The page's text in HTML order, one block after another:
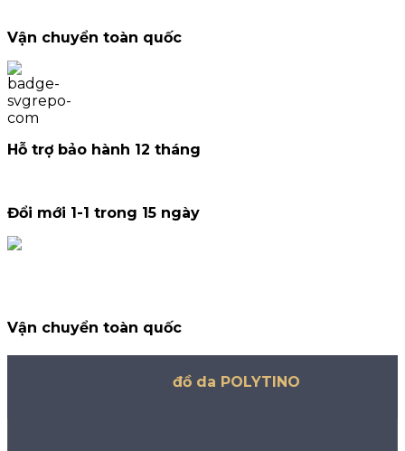
Vận chuyển toàn quốc
Hỗ trợ bảo hành 12 tháng
Đổi mới 1-1 trong 15 ngày
Vận chuyển toàn quốc
đồ da POLYTINO